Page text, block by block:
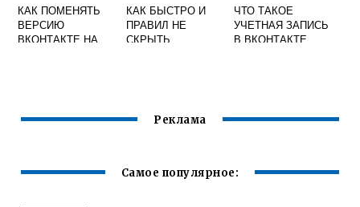
КАК ПОМЕНЯТЬ
ВЕРСИЮ
ВКОНТАКТЕ НА
КАК БЫСТРО И
ПРАВИЛ НЕ
СКРЫТЬ
ЧТО ТАКОЕ
УЧЕТНАЯ ЗАПИСЬ
В ВКОНТАКТЕ
Реклама
Самое популярное: